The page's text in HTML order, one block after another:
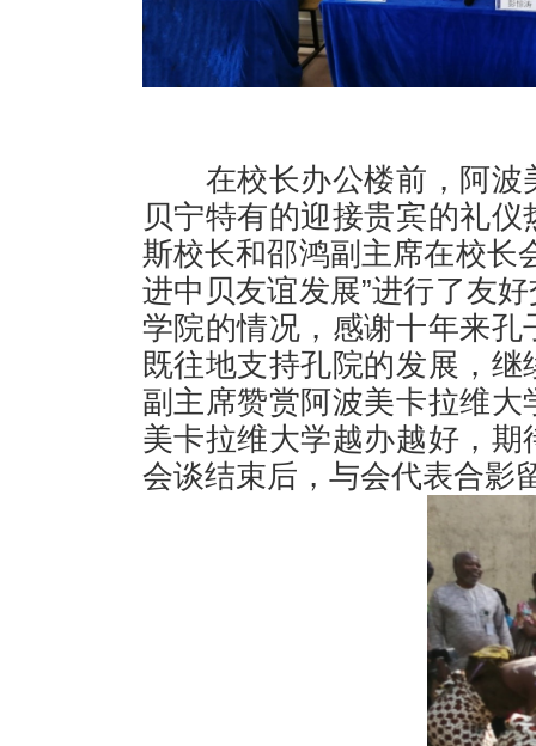
在校长办公楼前，阿
贝宁特有的迎接贵宾的礼
斯校长和邵鸿副主席在校长
进中贝友谊发展”进行了友
学院的情况，感谢十年来
既往地支持孔院的发展，
副主席赞赏阿波美卡拉维
美卡拉维大学越办越好，
会谈结束后，与会代表合影